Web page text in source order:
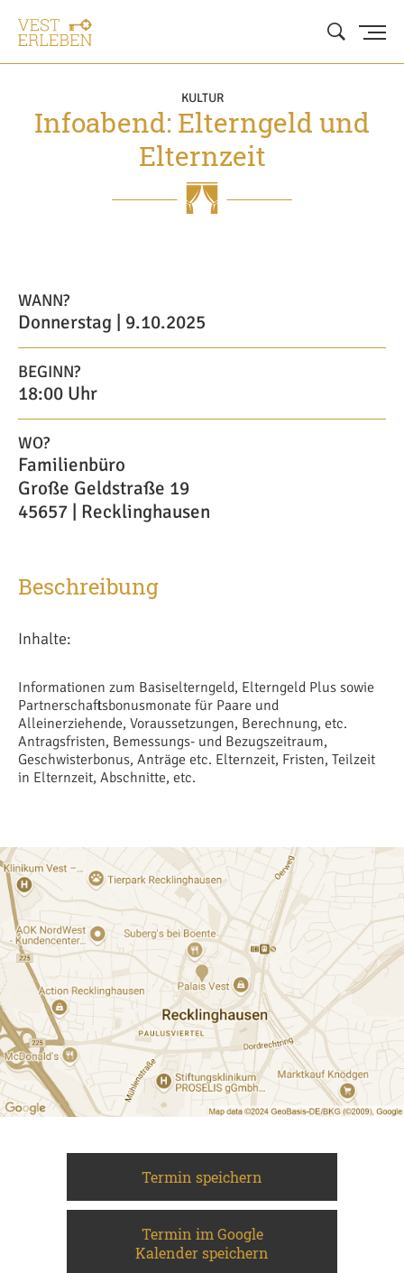
KULTUR
Infoabend: Elterngeld und
Elternzeit
WANN?
Donnerstag | 9.10.2025
BEGINN?
18:00 Uhr
WO?
Familienbüro
Große Geldstraße 19
45657 | Recklinghausen
Beschreibung
Inhalte:
Informationen zum Basiselterngeld, Elterngeld Plus sowie
Partnerschaftsbonusmonate für Paare und
Alleinerziehende, Voraussetzungen, Berechnung, etc.
Antragsfristen, Bemessungs- und Bezugszeitraum,
Geschwisterbonus, Anträge etc. Elternzeit, Fristen, Teilzeit
in Elternzeit, Abschnitte, etc.
Termin speichern
Termin im Google
Kalender speichern